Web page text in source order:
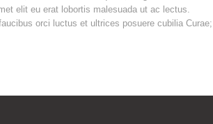
elit eu erat lobortis malesuada ut ac lectus.
orci luctus et ultrices posuere cubilia Curae;